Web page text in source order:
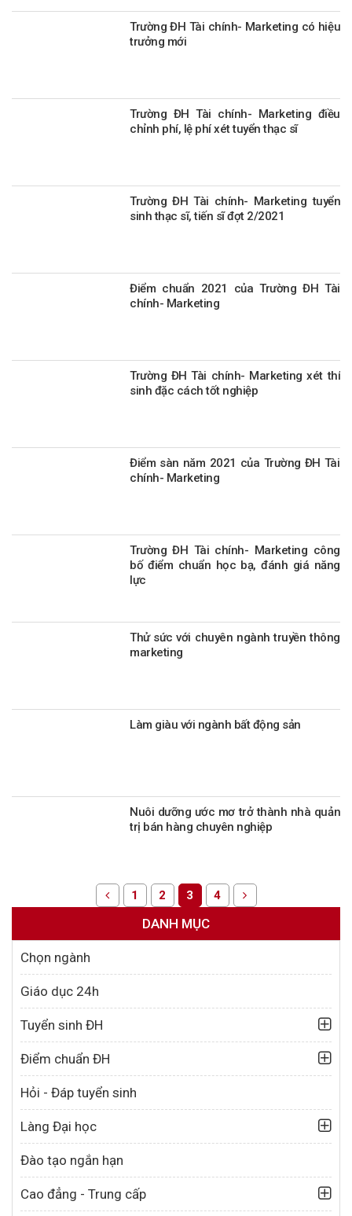
Trường ĐH Tài chính- Marketing có hiệu
trưởng mới
Trường ĐH Tài chính- Marketing điều
chỉnh phí, lệ phí xét tuyển thạc sĩ
Trường ĐH Tài chính- Marketing tuyển
sinh thạc sĩ, tiến sĩ đợt 2/2021
Điểm chuẩn 2021 của Trường ĐH Tài
chính- Marketing
Trường ĐH Tài chính- Marketing xét thí
sinh đặc cách tốt nghiệp
Điểm sàn năm 2021 của Trường ĐH Tài
chính- Marketing
Trường ĐH Tài chính- Marketing công
bố điểm chuẩn học bạ, đánh giá năng
lực
Thử sức với chuyên ngành truyền thông
marketing
Làm giàu với ngành bất động sản
Nuôi dưỡng ước mơ trở thành nhà quản
trị bán hàng chuyên nghiệp
1 2 3 4
DANH MỤC
Chọn ngành
Giáo dục 24h
Tuyển sinh ĐH
Điểm chuẩn ĐH
Hỏi - Đáp tuyển sinh
Làng Đại học
Đào tạo ngắn hạn
Cao đẳng - Trung cấp